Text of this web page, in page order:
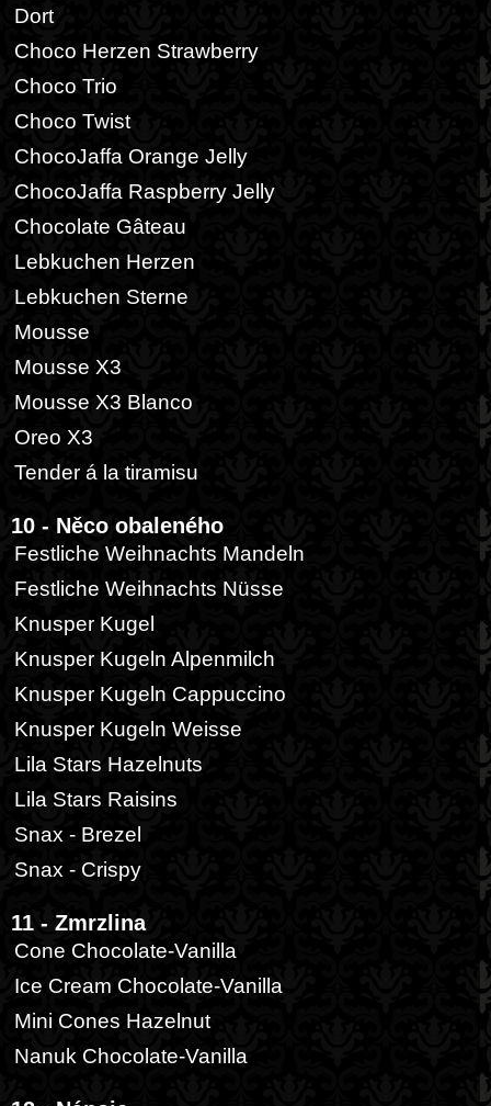
Dort
Choco Herzen Strawberry
Choco Trio
Choco Twist
ChocoJaffa Orange Jelly
ChocoJaffa Raspberry Jelly
Chocolate Gâteau
Lebkuchen Herzen
Lebkuchen Sterne
Mousse
Mousse X3
Mousse X3 Blanco
Oreo X3
Tender á la tiramisu
10 - Něco obaleného
Festliche Weihnachts Mandeln
Festliche Weihnachts Nüsse
Knusper Kugel
Knusper Kugeln Alpenmilch
Knusper Kugeln Cappuccino
Knusper Kugeln Weisse
Lila Stars Hazelnuts
Lila Stars Raisins
Snax - Brezel
Snax - Crispy
11 - Zmrzlina
Cone Chocolate-Vanilla
Ice Cream Chocolate-Vanilla
Mini Cones Hazelnut
Nanuk Chocolate-Vanilla